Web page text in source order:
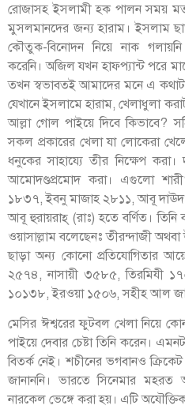
রোজাসহ ইসলামী হক পালন সময়
মুসলমানদের জন্য হারাম। ইসলাম
কৌতুক-বিনোদন নিয়ে নাক
করেনি। অজিল যখন হাফপ্যান্ট পরে
তখন স্বভাবতই আমাদের মনে এ
যেখানে ইসলামে হারাম, খেলাধুলা
আল্লা গোল পাইয়ে দিবে কিভাবে?
সকল প্রকারের খেলা যা লোকেরা
ধনুকের সাহায্যে তীর নিক্ষেপ করা।
আমোদণ্ডপ্রমোদ করা। এগুলো
১৮৩৭, ইবনু মাজাহ ২৮১১, আবূ
আবূ হুরায়রাহ্ (রাঃ) হতে বর্ণিত। তিনি
ওয়াসাল্লাম বলেছেনঃ তীরন্দাজী
ছাড়া অন্য কোনো প্রতিযোগিতার
২৫৭৪, নাসায়ী ৩৫৮৫, তিরমিযী
১০১৩৮, ইরওয়া ১৫০৬, সহীহ আল
মেসির ঈশ্বরের ফুটবল খেলা নিয়ে
পাইয়ে দেবার চেষ্টা তিনি করেন।
বিতর্ক নেই। শচীনের ভগবানও
জানাননি। ভারতে সিনেমার মহরত
নারকেল ভেঙ্গে করা হয়। এটি